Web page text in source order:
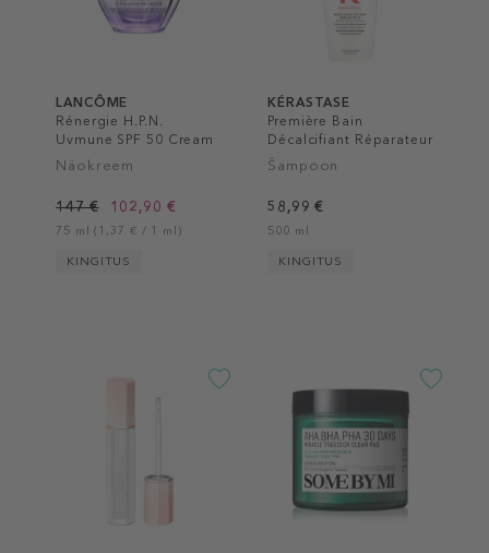
LANCÔME
Rénergie H.P.N.
Uvmune SPF 50 Cream
Näokreem
147 € 102,90 €
75 ml (1,37 € / 1 ml)
KINGITUS
KÉRASTASE
Première Bain
Décalcifiant Réparateur
Shampoo
Šampoon
58,99 €
500 ml
KINGITUS